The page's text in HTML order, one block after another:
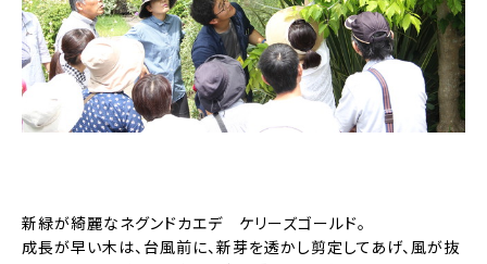
新緑が綺麗なネグンドカエデ ケリーズゴールド。
成長が早い木は、台風前に、新芽を透かし剪定してあげ、風が抜